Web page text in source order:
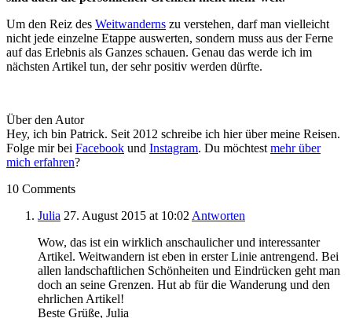
Um den Reiz des Weitwanderns zu verstehen, darf man vielleicht
nicht jede einzelne Etappe auswerten, sondern muss aus der Ferne
auf das Erlebnis als Ganzes schauen. Genau das werde ich im
nächsten Artikel tun, der sehr positiv werden dürfte.
Über den Autor
Hey, ich bin Patrick. Seit 2012 schreibe ich hier über meine Reisen.
Folge mir bei Facebook und Instagram. Du möchtest mehr über
mich erfahren?
10 Comments
Julia 27. August 2015 at 10:02 Antworten
Wow, das ist ein wirklich anschaulicher und interessanter
Artikel. Weitwandern ist eben in erster Linie antrengend. Bei
allen landschaftlichen Schönheiten und Eindrücken geht man
doch an seine Grenzen. Hut ab für die Wanderung und den
ehrlichen Artikel!
Beste Grüße, Julia